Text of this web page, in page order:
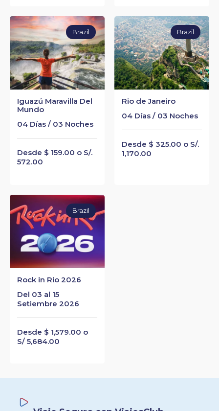
Iguazú Maravilla Del
Mundo
04 Días / 03 Noches
Desde $ 159.00 o S/.
572.00
Brazil
Rio de Janeiro
04 Días / 03 Noches
Desde $ 325.00 o S/.
1,170.00
Brazil
Rock in Rio 2026
Del 03 al 15
Setiembre 2026
Desde $ 1,579.00 o
S/ 5,684.00
Brazil